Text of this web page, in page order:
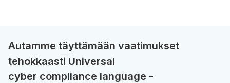
Autamme täyttämään vaatimukset
tehokkaasti Universal
cyber compliance language -